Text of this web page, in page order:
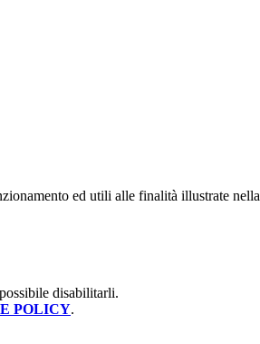
ed utili alle finalità illustrate nella
disabilitarli.
POLICY.